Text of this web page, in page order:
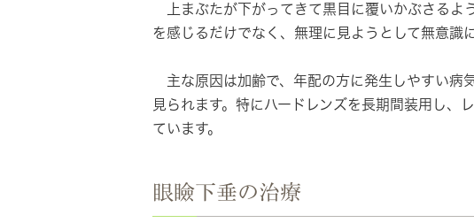
上まぶたが下がってきて黒目に覆いかぶさるよ
を感じるだけでなく、無理に見ようとして無意識
主な原因は加齢で、年配の方に発生しやすい病
見られます。特にハードレンズを長期間装用し、
ています。
眼瞼下垂の治療